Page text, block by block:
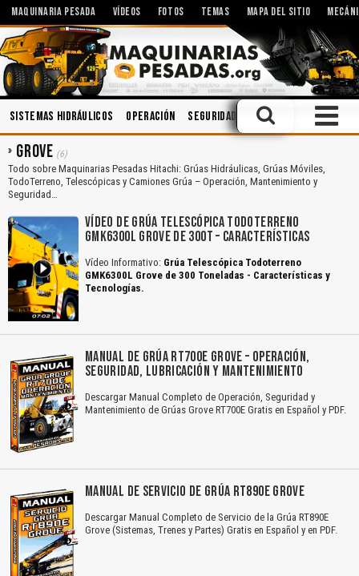
MAQUINARIA PESADA VÍDEOS FOTOS TEMAS MAPA DEL SITIO
Sistemas Hidráulicos Operación Seguridad Industrial Manejo
GROVE (6)
Todo sobre Maquinarias Pesadas Hitachi: Grúas Hidráulicas, Grúas Móviles,
TodoTerreno, Telescópicas y Camiones Grúa – Operación, Mantenimiento y
Seguridad…
VÍDEO DE GRÚA TELESCÓPICA TODOTERRENO
GMK6300L GROVE DE 300T – CARACTERÍSTICAS
Vídeo Informativo: Grúa Telescópica Todoterreno
GMK6300L Grove de 300 Toneladas - Características y
Tecnologías.
MANUAL DE GRÚA RT700E GROVE – OPERACIÓN,
SEGURIDAD, LUBRICACIÓN Y MANTENIMIENTO
Descargar Manual Completo de Operación, Seguridad y
Mantenimiento de Grúas Grove RT700E Gratis en Español y PDF.
MANUAL DE SERVICIO DE GRÚA RT890E GROVE
Descargar Manual Completo de Servicio de la Grúa RT890E
Grove (Sistemas, Trenes y Partes) Gratis en Español y en PDF.